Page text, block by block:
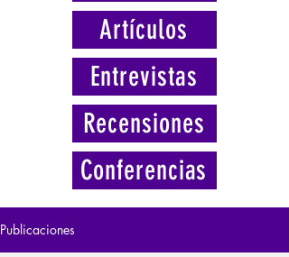
Artículos
Entrevistas
Recensiones
Conferencias
Publicaciones